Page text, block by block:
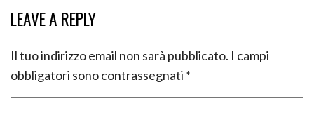
LEAVE A REPLY
Il tuo indirizzo email non sarà pubblicato. I campi
obbligatori sono contrassegnati *